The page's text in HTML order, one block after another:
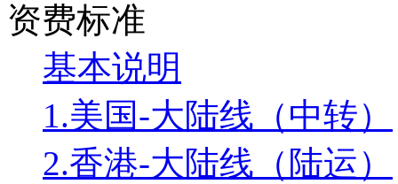
资费标准
基本说明
1.美国-大陆线（中转）
2.香港-大陆线（陆运）